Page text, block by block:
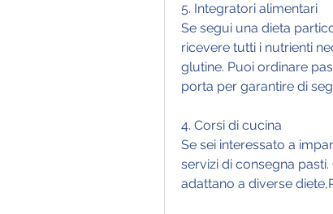
5. Integratori alimentari
Se segui una dieta
ricevere tutti i nutrienti
glutine. Puoi ordinare
porta per garantire di
4. Corsi di cucina
Se sei interessato a
servizi di consegna
adattano a diverse